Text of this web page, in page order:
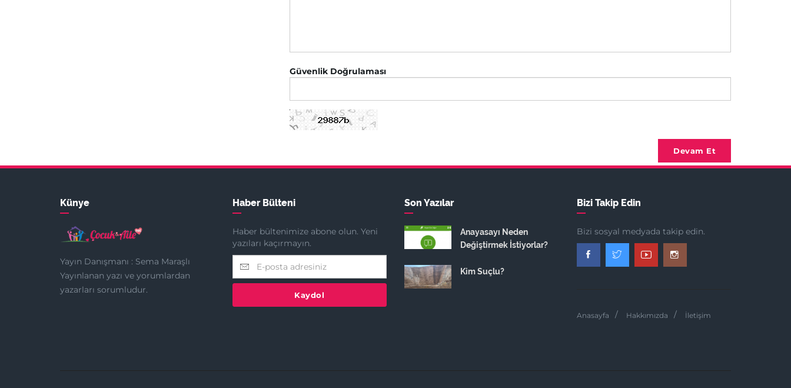
Güvenlik Doğrulaması
Devam Et
Künye
Yayın Danışmanı : Sema Maraşlı
Yayınlanan yazı ve yorumlardan
yazarları sorumludur.
Haber Bülteni
Haber bültenimize abone olun. Yeni
yazıları kaçırmayın.
Kaydol
Son Yazılar
Anayasayı Neden
Değiştirmek İstiyorlar?
Kim Suçlu?
Bizi Takip Edin
Bizi sosyal medyada takip edin.
Anasayfa Hakkımızda İletişim